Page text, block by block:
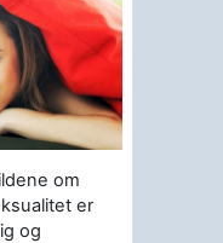
om
er
og